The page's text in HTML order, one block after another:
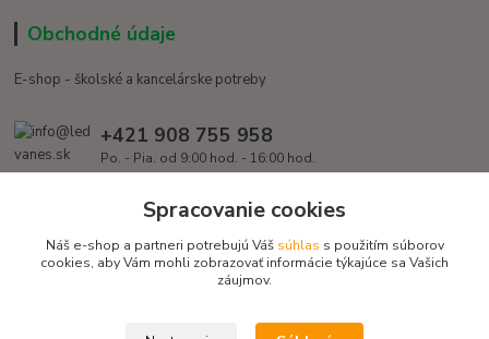
Obchodné údaje
E-shop - školské a kancelárske potreby
+421 908 755 958
Po. - Pia. od 9:00 hod. - 16:00 hod.
info@ledvanes.skSpracovanie cookies
Náš e-shop a partneri potrebujú Váš súhlas s použitím súborov
cookies, aby Vám mohli zobrazovať informácie týkajúce sa Vašich
záujmov.